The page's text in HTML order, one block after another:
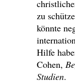
zu
könnte
Hilfe
Cohen,
Studien.